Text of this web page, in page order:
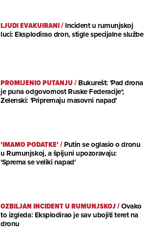
LJUDI EVAKUIRANI/Incident u rumunjskoj
luci: Eksplodirao dron, stigle specijalne službe
PROMIJENIO PUTANJU/Bukurešt: 'Pad drona
je puna odgovornost Ruske Federacije';
Zelenski: 'Pripremaju masovni napad'
'IMAMO PODATKE'/Putin se oglasio o dronu
u Rumunjskoj, a špijuni upozoravaju:
'Sprema se veliki napad'
OZBILJAN INCIDENT U RUMUNJSKOJ/Ovako
to izgleda: Eksplodirao je sav ubojiti teret na
dronu